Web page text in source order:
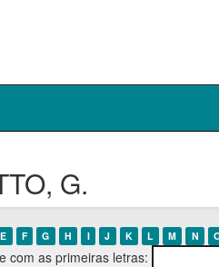
G.
E F G H I J K L M N
com as primeiras letras: